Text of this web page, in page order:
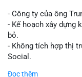
Lời khuyên cho nhà
và dòng tiền tiếp
áp lực bán mạnh,
tương tự trong 24 giờ
- Công ty của ông
- Kế hoạch xây dựng
bỏ.
- Không tích hợp thị
Social.
Đọc thêm